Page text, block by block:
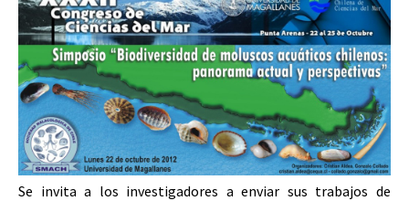
Se invita a los investigadores a enviar sus trabajos de